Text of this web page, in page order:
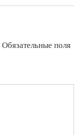
своим
Обязательные поля